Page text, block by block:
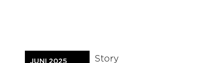
JUNI 2025 Story